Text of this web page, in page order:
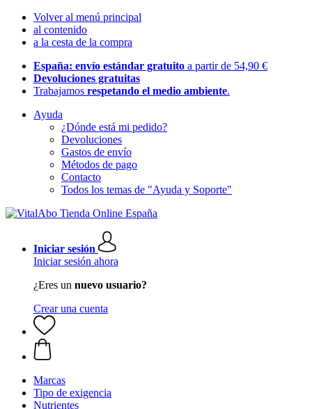
Volver al menú principal
al contenido
a la cesta de la compra
España: envío estándar gratuito a partir de 54,90 €
Devoluciones gratuitas
Trabajamos respetando el medio ambiente.
Ayuda
¿Dónde está mi pedido?
Devoluciones
Gastos de envío
Métodos de pago
Contacto
Todos los temas de "Ayuda y Soporte"
Iniciar sesión
Iniciar sesión ahora
¿Eres un nuevo usuario?
Crear una cuenta
Marcas
Tipo de exigencia
Nutrientes